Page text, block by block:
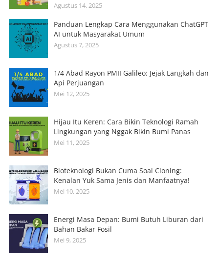
Agustus 14, 2025
Panduan Lengkap Cara Menggunakan ChatGPT
AI untuk Masyarakat Umum
Agustus 7, 2025
1/4 Abad Rayon PMII Galileo: Jejak Langkah dan
Api Perjuangan
Mei 12, 2025
Hijau Itu Keren: Cara Bikin Teknologi Ramah
Lingkungan yang Nggak Bikin Bumi Panas
Mei 11, 2025
Bioteknologi Bukan Cuma Soal Cloning:
Kenalan Yuk Sama Jenis dan Manfaatnya!
Mei 10, 2025
Energi Masa Depan: Bumi Butuh Liburan dari
Bahan Bakar Fosil
Mei 9, 2025